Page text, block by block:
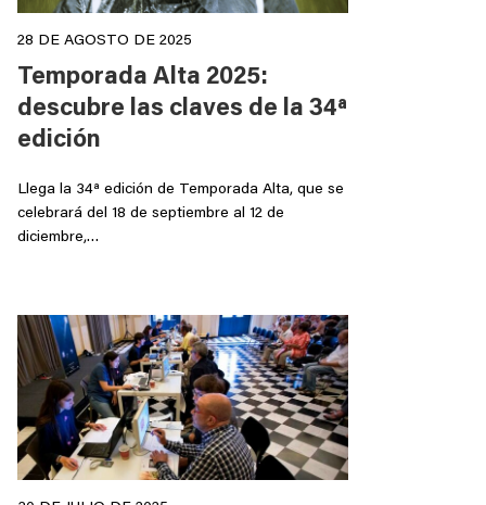
28 DE AGOSTO DE 2025
Temporada Alta 2025:
descubre las claves de la 34ª
edición
Llega la 34ª edición de Temporada Alta, que se
celebrará del 18 de septiembre al 12 de
diciembre,…